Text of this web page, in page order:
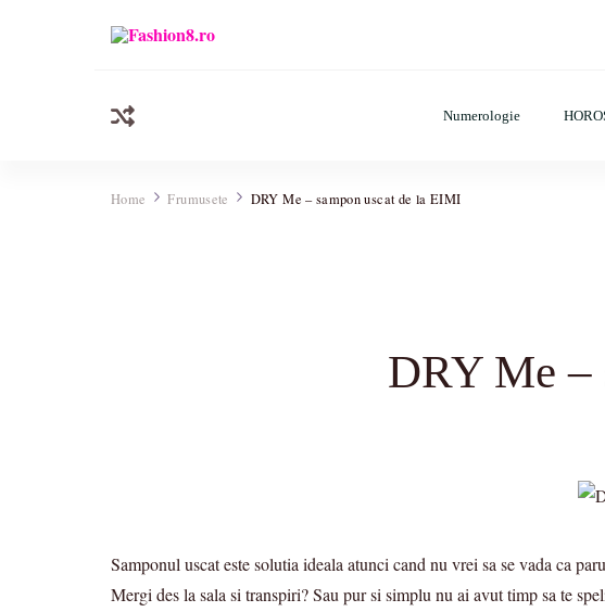
Numerologie
Home Frumusete DRY Me – sampon uscat de la EIMI
DRY Me –
Samponul uscat este solutia ideala atunci cand nu vrei sa se vada ca
Mergi des la sala si transpiri? Sau pur si simplu nu ai avut timp sa te